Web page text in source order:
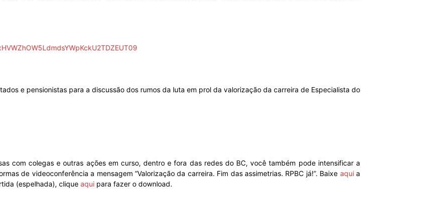
do
e pensionistas para a discussão dos rumos da luta em prol da valorização da carreira de Especialista do
com colegas e outras ações em curso, dentro e fora das redes do BC, você também pode intensificar a
de videoconferência a mensagem “Valorização da carreira. Fim das assimetrias. RPBC já!”. Baixe aquia
(espelhada), clique aqui para fazer o download.